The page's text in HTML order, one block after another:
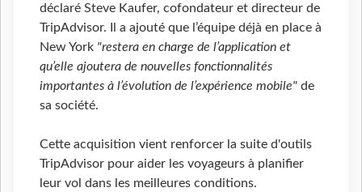
déclaré Steve Kaufer, cofondateur et directeur de
TripAdvisor. Il a ajouté que l’équipe déjà en place à
New York "restera en charge de l’application et
qu’elle ajoutera de nouvelles fonctionnalités
importantes à l’évolution de l’expérience mobile" de
sa société.
Cette acquisition vient renforcer la suite d'outils
TripAdvisor pour aider les voyageurs à planifier
leur vol dans les meilleures conditions.